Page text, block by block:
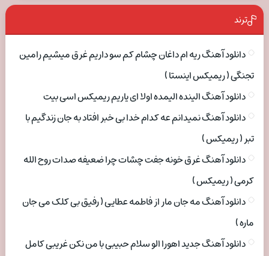
ترند
دانلود آهنگ ریه ام داغان چشام کم سو داریم غرق میشیم رامین
تجنگی ( ریمیکس اینستا )
دانلود آهنگ الینده الیمده اولا ای یاریم ریمیکس اسی بیت
دانلود آهنگ نمیدانم عه کدام خدا بی خبر افتاد به جان زندگیم با
تبر ( ریمیکس )
دانلود آهنگ غرق خونه جفت چشات چرا ضعیفه صدات روح الله
کرمی ( ریمیکس )
دانلود آهنگ مه جان مار از فاطمه عطایی ( رفیق بی کلک می جان
ماره )
دانلود آهنگ جدید اهورا الو سلام حبیبی با من نکن غریبی کامل